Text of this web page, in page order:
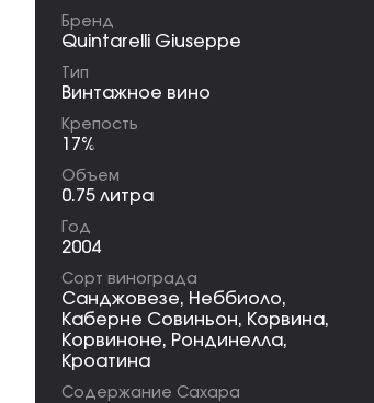
Бренд
Quintarelli Giuseppe
Тип
Винтажное вино
Крепость
17%
Объем
0.75 литра
Год
2004
Сорт винограда
Санджовезе, Неббиоло,
Каберне Совиньон, Корвина,
Корвиноне, Рондинелла,
Кроатина
Содержание Сахара